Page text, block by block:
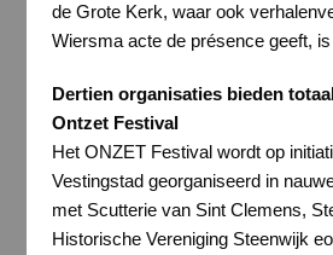
de Grote Kerk, waar ook
Wiersma acte de présence geeft,
Dertien organisaties bieden
Ontzet Festival
Het ONZET Festival wordt op
Vestingstad georganiseerd in
met Scutterie van Sint Clemens,
Historische Vereniging Steenwijk